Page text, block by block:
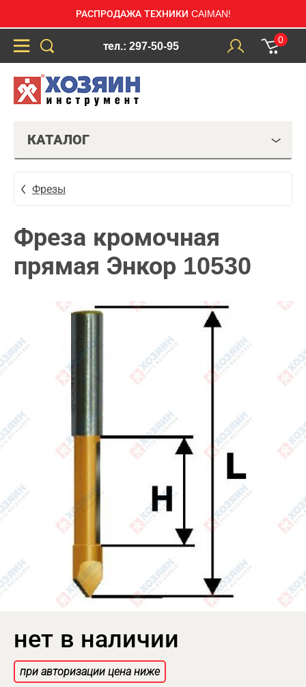
РАСПРОДАЖА ТЕХНИКИ CAIMAN!
тел.: 297-50-95
0
КАТАЛОГ
Фрезы
Фреза кромочная
прямая Энкор 10530
нет в наличии
при авторизации цена ниже